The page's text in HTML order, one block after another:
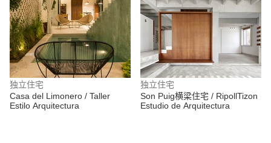
独立住宅
Casa del Limonero / Taller
Estilo Arquitectura
独立住宅
Son Puig横梁住宅 / RipollTizon
Estudio de Arquitectura